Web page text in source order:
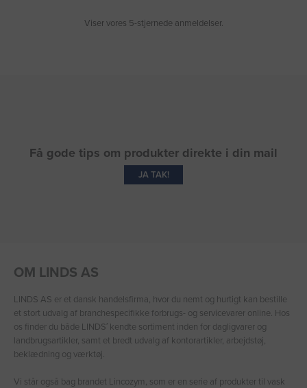
Viser vores 5-stjernede anmeldelser.
Få gode tips om produkter direkte i din mail
JA TAK!
OM LINDS AS
LINDS AS er et dansk handelsfirma, hvor du nemt og hurtigt kan bestille
et stort udvalg af branchespecifikke forbrugs- og servicevarer online. Hos
os finder du både LINDS′ kendte sortiment inden for dagligvarer og
landbrugsartikler, samt et bredt udvalg af kontorartikler, arbejdstøj,
beklædning og værktøj.
Vi står også bag brandet Lincozym, som er en serie af produkter til vask